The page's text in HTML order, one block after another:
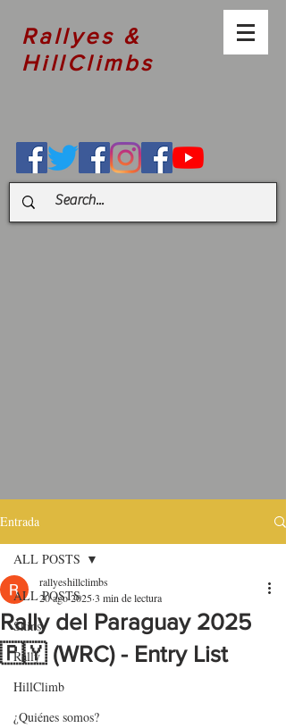
Rallyes &
HillClimbs
Entrada
ALL POSTS
Skins
Rally
HillClimb
¿Quiénes somos?
ALL POSTS
Rally del Paraguay 2025
🇵🇾 (WRC) - Entry List
rallyeshillclimbs
20 ago 20253 min de lectura